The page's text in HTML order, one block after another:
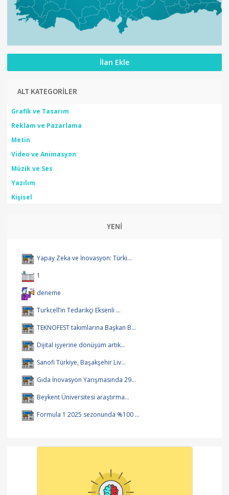
İlan Ekle
ALT KATEGORİLER
Grafik ve Tasarım
Reklam ve Pazarlama
Metin
Video ve Animasyon
Müzik ve Ses
Yazılım
Kişisel
YENİ
Yapay Zeka ve İnovasyon: Türki...
1
deneme
Turkcell’in Tedarikçi Eksenli ...
TEKNOFEST takımlarına Başkan B...
Dijital işyerine dönüşüm artık...
Sanofi Türkiye, Başakşehir Liv...
Gıda İnovasyon Yarışmasında 29...
Beykent Üniversitesi araştırma...
Formula 1 2025 sezonunda %100 ...